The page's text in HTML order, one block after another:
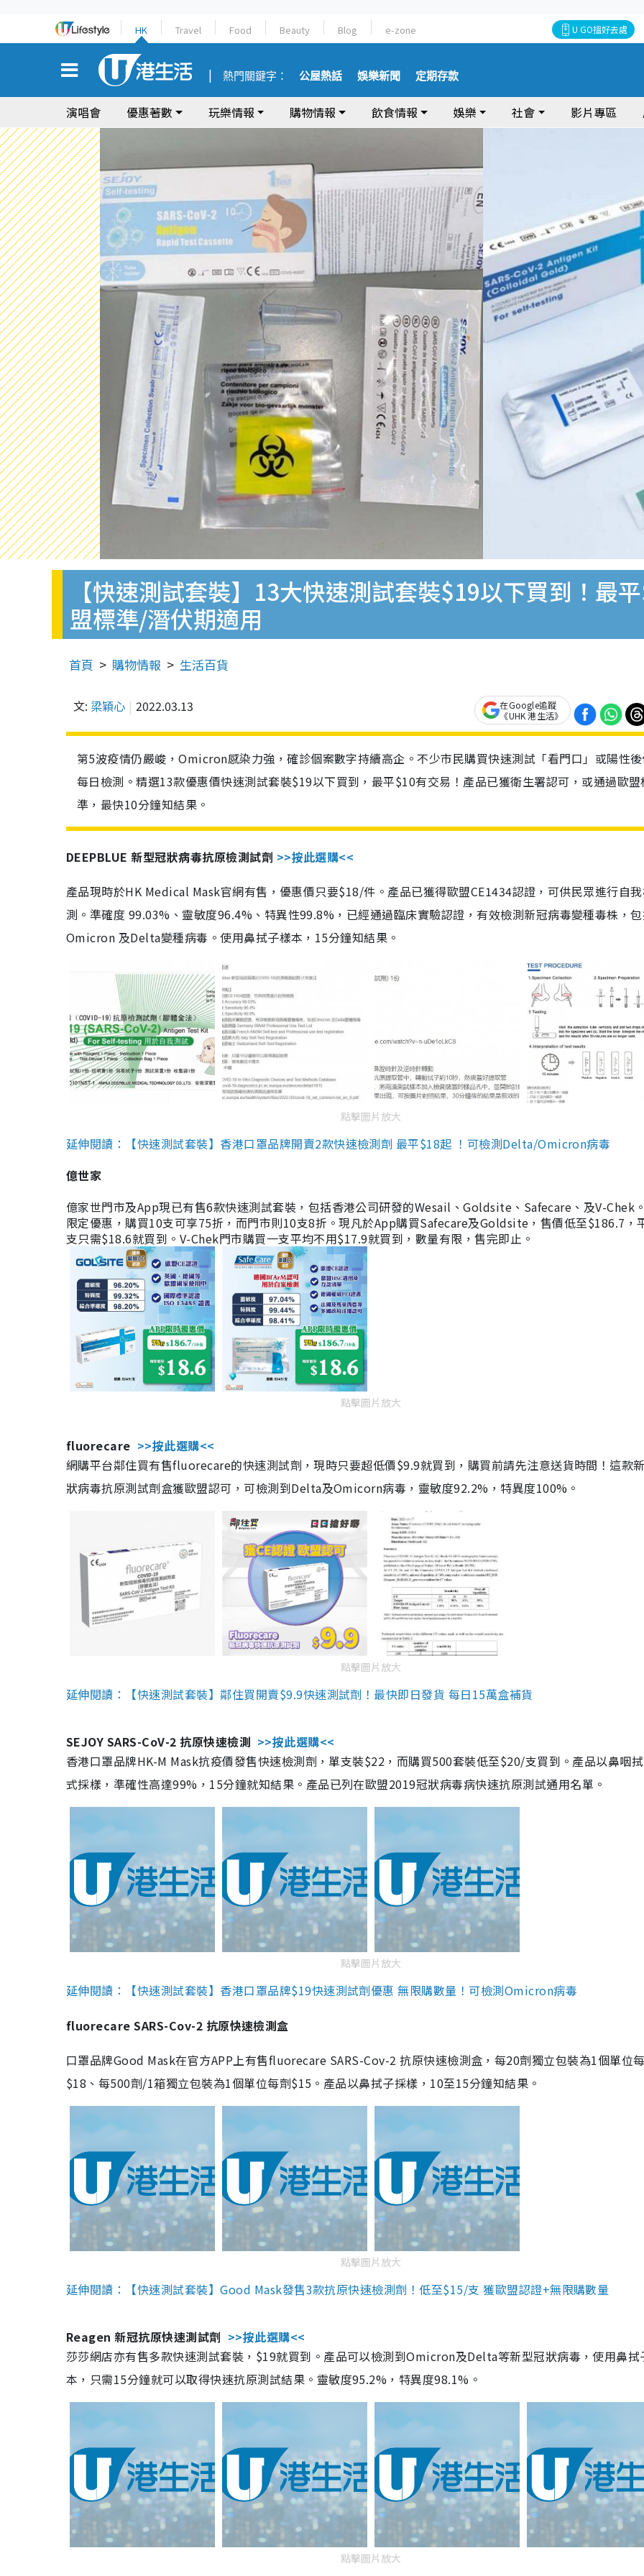
HK Travel Food Beauty Blog e-zone U GO搵好去處
熱門關鍵字： 公屋熱話 娛樂新聞 定期存款
演唱會 優惠著數 玩樂情報 購物情報 飲食情報 娛樂 社會 影片專區
【快速測試套裝】13大快速測試套裝$19以下買到！最
盟標準/潛伏期適用
首頁 購物情報 生活百貨
文: 梁穎心 2022.03.13
在Google追蹤
《UHK 港生活》
第5波疫情仍嚴峻，Omicron感染力強，確診個案數字持續高企。不少市民購買快速測試「看門口」或陽性
每日檢測。精選13款優惠價快速測試套裝$19以下買到，最平$10有交易！產品已獲衛生署認可，或通過歐盟
準，最快10分鐘知結果。
DEEPBLUE 新型冠狀病毒抗原檢測試劑 >>按此選購<<
產品現時於HK Medical Mask官網有售，優惠價只要$18/件。產品已獲得歐盟CE1434認證，可供民眾進行自
測。準確度 99.03%、靈敏度96.4%、特異性99.8%，已經通過臨床實驗認證，有效檢測新冠病毒變種毒株，
Omicron 及Delta變種病毒。使用鼻拭子樣本，15分鐘知結果。
點擊圖片放大
延伸閱讀：【快速測試套裝】香港口罩品牌開賣2款快速檢測劑 最平$18起 ！可檢測Delta/Omicron病毒
億世家
億家世門市及App現已有售6款快速測試套裝，包括香港公司研發的Wesail、Goldsite、Safecare、及V-Chek
限定優惠，購買10支可享75折，而門市則10支8折。現凡於App購買Safecare及Goldsite，售價低至$186.7，
支只需$18.6就買到。V-Chek門市購買一支平均不用$17.9就買到，數量有限，售完即止。
點擊圖片放大
fluorecare >>按此選購<<
網購平台鄰住買有售fluorecare的快速測試劑，現時只要超低價$9.9就買到，購買前請先注意送貨時間！這款
狀病毒抗原測試劑盒獲歐盟認可，可檢測到Delta及Omicorn病毒，靈敏度92.2%，特異度100%。
點擊圖片放大
延伸閱讀：【快速測試套裝】鄰住買開賣$9.9快速測試劑！最快即日發貨 每日15萬盒補貨
SEJOY SARS-CoV-2 抗原快速檢測 >>按此選購<<
香港口罩品牌HK-M Mask抗疫價發售快速檢測劑，單支裝$22，而購買500套裝低至$20/支買到。產品以鼻咽
式採樣，準確性高達99%，15分鐘就知結果。產品已列在歐盟2019冠狀病毒病快速抗原測試通用名單。
點擊圖片放大
延伸閱讀：【快速測試套裝】香港口罩品牌$19快速測試劑優惠 無限購數量！可檢測Omicron病毒
fluorecare SARS-Cov-2 抗原快速檢測盒
口罩品牌Good Mask在官方APP上有售fluorecare SARS-Cov-2 抗原快速檢測盒，每20劑獨立包裝為1個單位
$18、每500劑/1箱獨立包裝為1個單位每劑$15。產品以鼻拭子採樣，10至15分鐘知結果。
點擊圖片放大
延伸閱讀：【快速測試套裝】Good Mask發售3款抗原快速檢測劑！低至$15/支 獲歐盟認證+無限購數量
Reagen 新冠抗原快速測試劑 >>按此選購<<
莎莎網店亦有售多款快速測試套裝，$19就買到。產品可以檢測到Omicron及Delta等新型冠狀病毒，使用鼻拭
本，只需15分鐘就可以取得快速抗原測試結果。靈敏度95.2%，特異度98.1%。
點擊圖片放大